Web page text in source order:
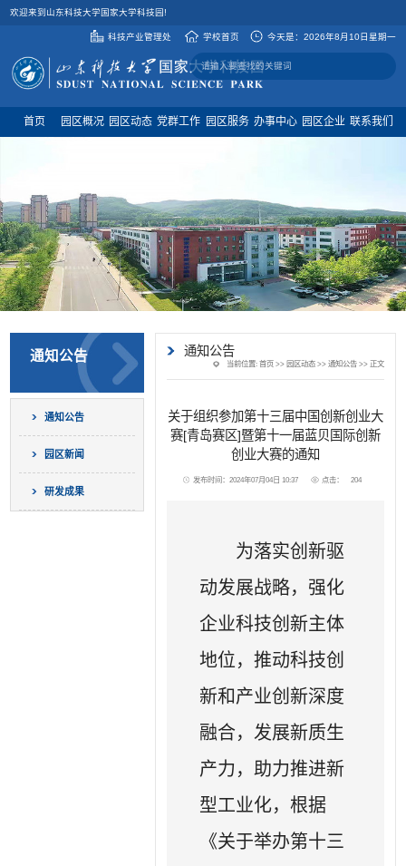
欢迎来到山东科技大学国家大学科技园!
科技产业管理处 学校首页 今天是： 2026年8月10日星期一
首页 园区概况 园区动态 党群工作 园区服务 办事中心 园区企业 联系我们
通知公告
通知公告
园区新闻
研发成果
通知公告
当前位置: 首页>> 园区动态>> 通知公告>> 正文
关于组织参加第十三届中国创新创业大
赛[青岛赛区]暨第十一届蓝贝国际创新
创业大赛的通知
发布时间：2024年07月04日 10:37 点击： 204
为落实创新驱
动发展战略，强化
企业科技创新主体
地位，推动科技创
新和产业创新深度
融合，发展新质生
产力，助力推进新
型工业化，根据
《关于举办第十三